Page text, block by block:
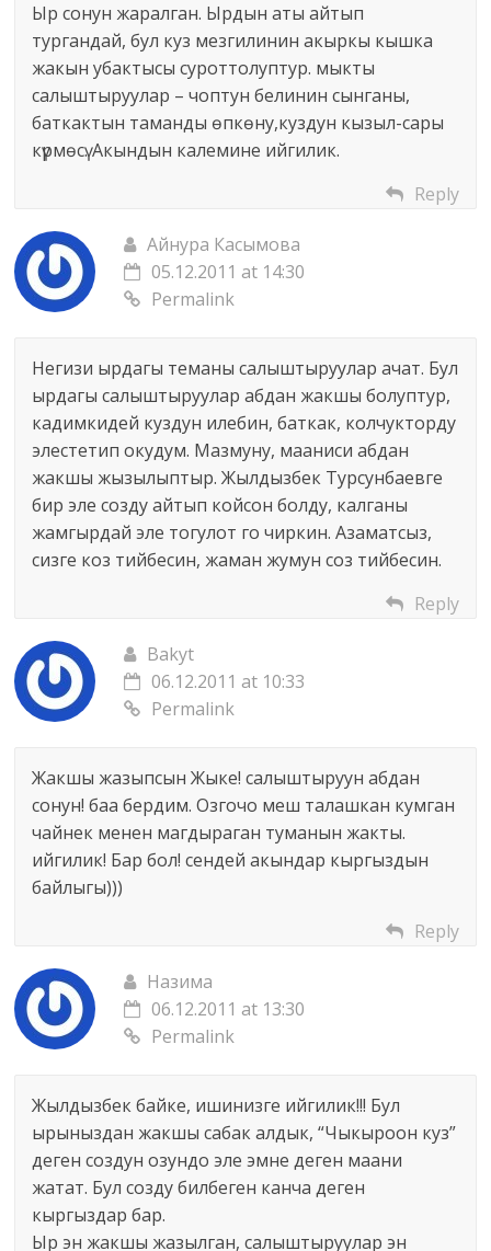
Ыр сонун жаралган. Ырдын аты айтып
тургандай, бул куз мезгилинин акыркы кышка
жакын убактысы суроттолуптур. мыкты
салыштыруулар – чоптун белинин сынганы,
баткактын таманды өпкөну,куздун кызыл-сары
күрмөсү. Акындын калемине ийгилик.
Reply
Айнура Касымова
05.12.2011 at 14:30
Permalink
Негизи ырдагы теманы салыштыруулар ачат. Бул
ырдагы салыштыруулар абдан жакшы болуптур,
кадимкидей куздун илебин, баткак, колчукторду
элестетип окудум. Мазмуну, мааниси абдан
жакшы жызылыптыр. Жылдызбек Турсунбаевге
бир эле созду айтып койсон болду, калганы
жамгырдай эле тогулот го чиркин. Азаматсыз,
сизге коз тийбесин, жаман жумун соз тийбесин.
Reply
Bakyt
06.12.2011 at 10:33
Permalink
Жакшы жазыпсын Жыке! салыштыруун абдан
сонун! баа бердим. Озгочо меш талашкан кумган
чайнек менен магдыраган туманын жакты.
ийгилик! Бар бол! сендей акындар кыргыздын
байлыгы)))
Reply
Назима
06.12.2011 at 13:30
Permalink
Жылдызбек байке, ишинизге ийгилик!!! Бул
ырыныздан жакшы сабак алдык, “Чыкыроон куз”
деген создун озундо эле эмне деген маани
жатат. Бул созду билбеген канча деген
кыргыздар бар.
Ыр эн жакшы жазылган, салыштыруулар эн